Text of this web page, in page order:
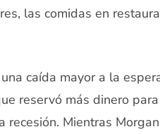
las comidas en
caída mayor a la
reservó más dinero
Mientras